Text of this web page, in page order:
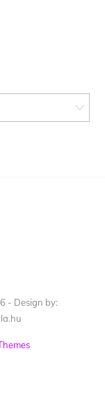
- Design by: